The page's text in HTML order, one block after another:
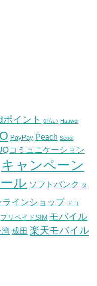
ポイント d払い Huawei
PayPay Peach Scoot
コミュニケーション
キャンペーン
ル ソフトバンク タ
ラインショップ ドコ
プリペイドSIM モバイル
湾 成田 楽天モバイル